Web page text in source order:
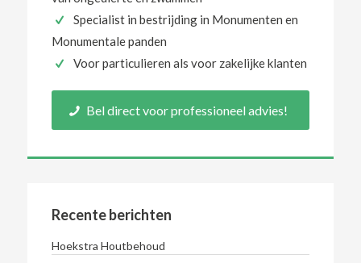
Specialist in bestrijding in Monumenten en
Monumentale panden
Voor particulieren als voor zakelijke klanten
Bel direct voor professioneel advies!
Recente berichten
Hoekstra Houtbehoud